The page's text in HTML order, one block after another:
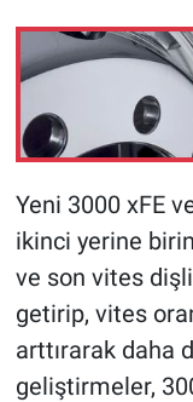
Yeni 3000 xFE
ikinci yerine
ve son vites
getirip, vites
arttırarak daha
geliştirmeler,